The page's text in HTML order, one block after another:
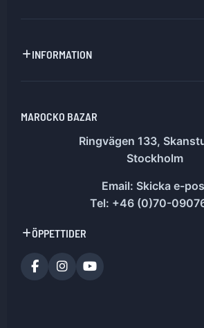
INFORMATION
MAROCKO BAZAR
Ringvägen 133,
Stockholm
Email: Skicka e-
Tel: +46 (0)70-
ÖPPETTIDER